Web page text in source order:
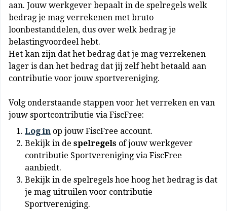
aan. Jouw werkgever bepaalt in de spelregels welk
bedrag je mag verrekenen met bruto
loonbestanddelen, dus over welk bedrag je
belastingvoordeel hebt.
Het kan zijn dat het bedrag dat je mag verrekenen
lager is dan het bedrag dat jij zelf hebt betaald aan
contributie voor jouw sportvereniging.
Volg onderstaande stappen voor het verreken en van
jouw sportcontributie via FiscFree:
Log in op jouw FiscFree account.
Bekijk in de spelregels of jouw werkgever
contributie Sportvereniging via FiscFree
aanbiedt.
Bekijk in de spelregels hoe hoog het bedrag is dat
je mag uitruilen voor contributie
Sportvereniging.